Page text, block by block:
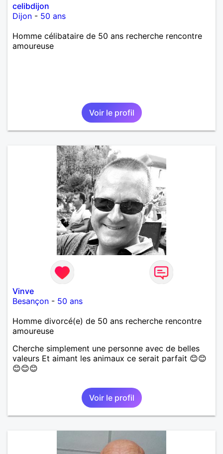
celibdijon
Dijon - 50 ans
Homme célibataire de 50 ans recherche rencontre
amoureuse
Voir le profil
Vinve
Besançon - 50 ans
Homme divorcé(e) de 50 ans recherche rencontre
amoureuse
Cherche simplement une personne avec de belles
valeurs Et aimant les animaux ce serait parfait 😊😊
😊😊😊
Voir le profil